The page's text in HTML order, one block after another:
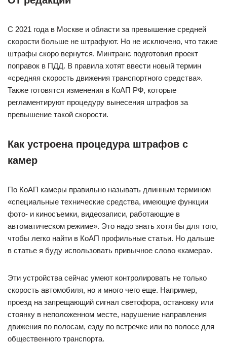
С 2021 года в Москве и области за превышение средней
скорости больше не штрафуют. Но не исключено, что такие
штрафы скоро вернутся. Минтранс подготовил проект
поправок в ПДД. В правила хотят ввести новый термин
«средняя скорость движения транспортного средства».
Также готовятся изменения в КоАП РФ, которые
регламентируют процедуру вынесения штрафов за
превышение такой скорости.
Как устроена процедура штрафов с
камер
По КоАП камеры правильно называть длинным термином
«специальные технические средства, имеющие функции
фото- и киносъемки, видеозаписи, работающие в
автоматическом режиме». Это надо знать хотя бы для того,
чтобы легко найти в КоАП профильные статьи. Но дальше
в статье я буду использовать привычное слово «камера».
Эти устройства сейчас умеют контролировать не только
скорость автомобиля, но и много чего еще. Например,
проезд на запрещающий сигнал светофора, остановку или
стоянку в неположенном месте, нарушение направления
движения по полосам, езду по встречке или по полосе для
общественного транспорта.